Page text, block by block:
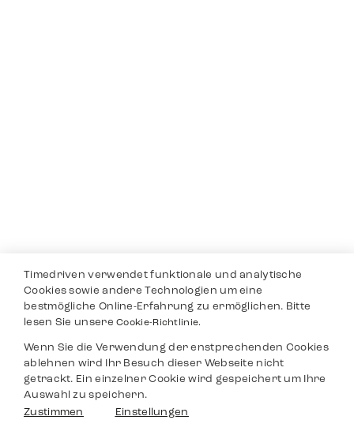
Timedriven verwendet funktionale und analytische
Cookies sowie andere Technologien um eine
bestmögliche Online-Erfahrung zu ermöglichen. Bitte
lesen Sie unsereCookie-Richtlinie.
Wenn Sie die Verwendung der enstprechenden Cookies
ablehnen wird Ihr Besuch dieser Webseite nicht
getrackt. Ein einzelner Cookie wird gespeichert um Ihre
Auswahl zu speichern.
Zustimmen
Einstellungen